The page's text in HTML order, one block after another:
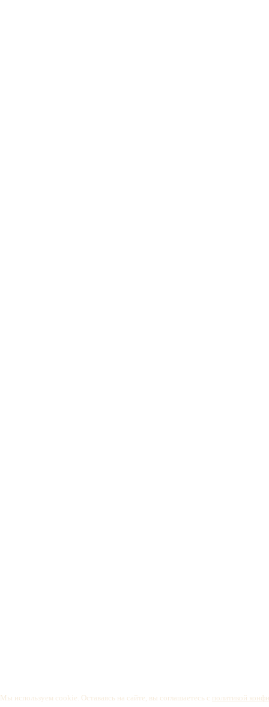
Мы используем cookie. Оставаясь на сайте, вы соглашаетесь с политикой